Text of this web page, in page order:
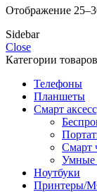
Отображение
Sidebar
Close
Категории товаров
Телефоны
Планшеты
Смарт
Смарт
Умные
Ноутбуки
Принтеры/